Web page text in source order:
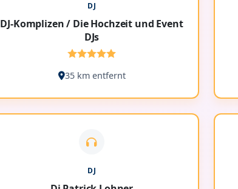
DJ
DJ-Komplizen / Die Hochzeit und Event
DJs
35 km entfernt
DJ